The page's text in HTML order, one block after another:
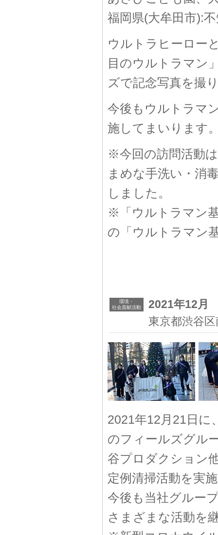
福岡県(大牟田市):
ウルトラヒーロー
目のウルトラマン
ズで記念写真を撮
今後もウルトラマ
施してまいります
※今回の訪問活動
まめな手洗い・消
しました。
※「ウルトラマン
の「ウルトラマン
環境・
社会貢献活動
2021年12月
東京都渋谷
2021年12月21日に
のフィールズグル
谷プロダクション
定例清掃活動を実
今後も当社グルー
さまざまな活動を